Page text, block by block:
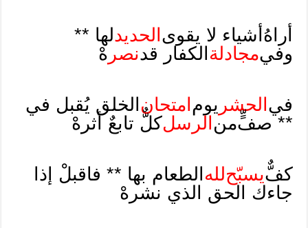
أراهُ أشياء لا يقوى الحديدلها **
وفيمجادلة الكفار قدنصر هْ
في الحشر يوم امتحان الخلق يُقبل في
** صفٍّمن الرسلكلٌّ تابعٌ أثرهْ
كفٌّيسبّحلله الطعام بها ** فاقبلْ إذا
جاءك الحق الذي نشرهْ